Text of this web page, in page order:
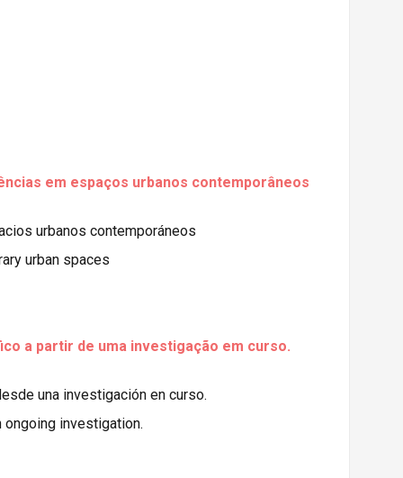
em espaços urbanos contemporâneos
urbanos contemporáneos
urban spaces
a partir de uma investigação em curso.
una investigación en curso.
investigation.